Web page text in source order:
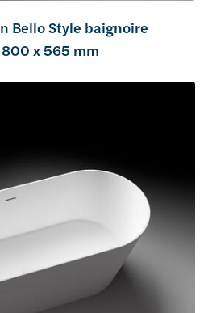
Bello Style baignoire
x 565 mm